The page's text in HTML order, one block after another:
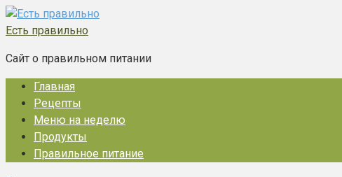
Перейти
к
Есть правильно
Сайт о правильном питании
Главная
Рецепты
Меню на неделю
Продукты
Правильное питание